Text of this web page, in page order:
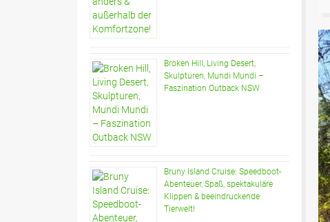
Broken Hill, Living Desert,
Skulpturen, Mundi Mundi –
Faszination Outback NSW
Bruny Island Cruise: Speedboot-
Abenteuer, Spaß, spektakuläre
Klippen & beeindruckende
Tierwelt!